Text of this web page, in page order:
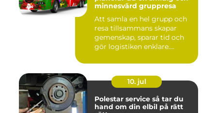
minnesvärd gruppresa
Att samla en hel grupp och
resa tillsammans skapar
gemenskap, sparar tid och
gör logistiken enklare....
10. jul
Polestar service så tar du
hand om din elbil på rätt